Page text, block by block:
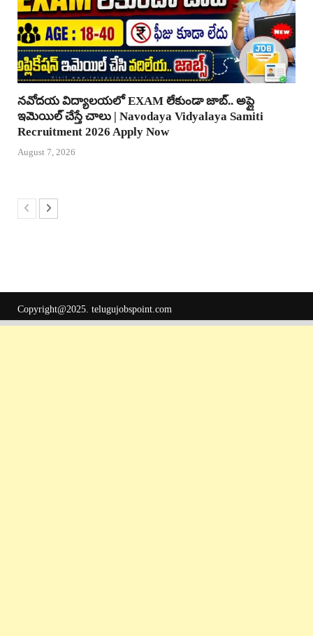
నవోదయ విద్యాలయలో EXAM లేకుండా జాబ్.. అప్లై
ఇమెయిల్ చేస్తే చాలు | Navodaya Vidyalaya Samiti
Recruitment 2026 Apply Now
August 7, 2026
Copyright@2025. telugujobspoint.com